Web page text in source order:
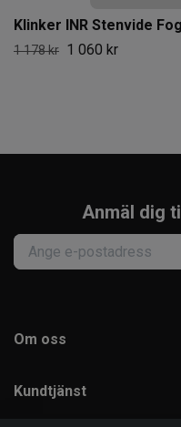
Klinker INR Stenvide
1 178 kr 1 060 kr
Anmäl dig
Om oss
Kundtjänst